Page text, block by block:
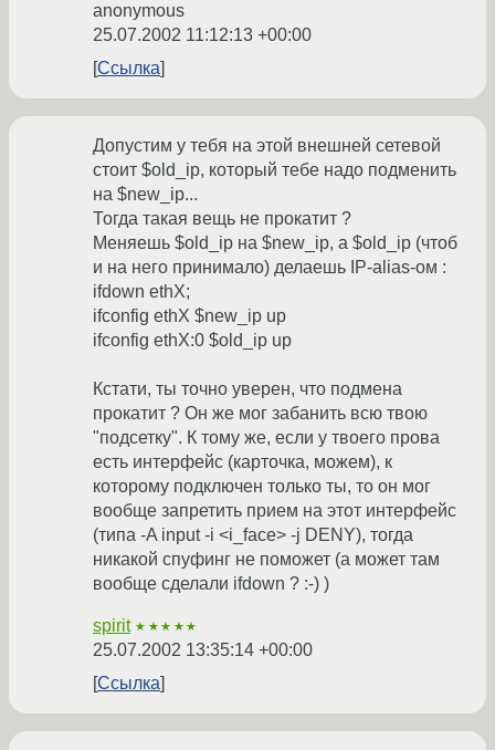
anonymous
25.07.2002 11:12:13 +00:00
Ссылка
Допустим у тебя на этой внешней сетевой
стоит $old_ip, который тебе надо подменить
на $new_ip...
Тогда такая вещь не прокатит ?
Меняешь $old_ip на $new_ip, а $old_ip (чтоб
и на него принимало) делаешь IP-alias-ом :
ifdown ethX;
ifconfig ethX $new_ip up
ifconfig ethX:0 $old_ip up
Кстати, ты точно уверен, что подмена
прокатит ? Он же мог забанить всю твою
"подсетку". К тому же, если у твоего прова
есть интерфейс (карточка, можем), к
которому подключен только ты, то он мог
вообще запретить прием на этот интерфейс
(типа -A input -i <i_face> -j DENY), тогда
никакой спуфинг не поможет (а может там
вообще сделали ifdown ? :-) )
spirit ★★★★★
25.07.2002 13:35:14 +00:00
Ссылка